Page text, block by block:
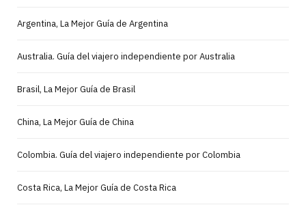
Argentina, La Mejor Guía de Argentina
Australia. Guía del viajero independiente por Australia
Brasil, La Mejor Guía de Brasil
China, La Mejor Guía de China
Colombia. Guía del viajero independiente por Colombia
Costa Rica, La Mejor Guía de Costa Rica